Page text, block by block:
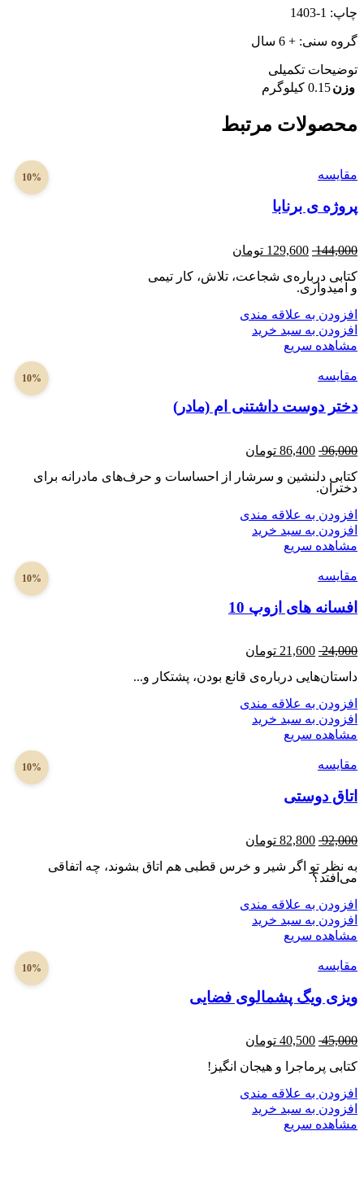
چاپ: 1-1403
گروه سنی: + 6 سال
توضیحات تکمیلی
وزن0.15 کیلوگرم
محصولات مرتبط
10% مقایسه
پروژه ی برنابا
144,000
129,600 تومان
کتابی درباره‌ی شجاعت، تلاش، کار تیمی
و امیدواری.
افزودن به علاقه مندی
افزودن به سبد خرید
مشاهده سریع
10% مقایسه
دختر دوست داشتنی ام (مادر)
96,000
86,400 تومان
کتابی دلنشین و سرشار از احساسات و حرف‌های مادرانه برای
دختران.
افزودن به علاقه مندی
افزودن به سبد خرید
مشاهده سریع
10% مقایسه
افسانه های ازوپ 10
24,000
21,600 تومان
داستان‌هایی درباره‌ی قانع بودن، پشتکار و...
افزودن به علاقه مندی
افزودن به سبد خرید
مشاهده سریع
10% مقایسه
اتاق دوستی
92,000
82,800 تومان
به نظر تو اگر شیر و خرس قطبی هم اتاق بشوند، چه اتفاقی
می‌افتد؟
افزودن به علاقه مندی
افزودن به سبد خرید
مشاهده سریع
10% مقایسه
ویزی ویگ پشمالوی فضایی
45,000
40,500 تومان
کتابی پرماجرا و هیجان انگیز!
افزودن به علاقه مندی
افزودن به سبد خرید
مشاهده سریع